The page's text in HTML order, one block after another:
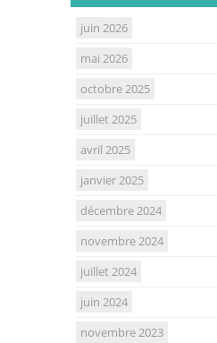
juin 2026
mai 2026
octobre 2025
juillet 2025
avril 2025
janvier 2025
décembre 2024
novembre 2024
juillet 2024
juin 2024
novembre 2023